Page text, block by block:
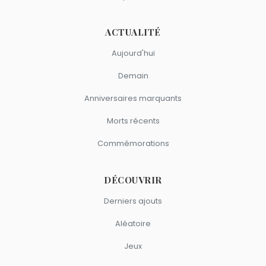
ACTUALITÉ
Aujourd'hui
Demain
Anniversaires marquants
Morts récents
Commémorations
DÉCOUVRIR
Derniers ajouts
Aléatoire
Jeux